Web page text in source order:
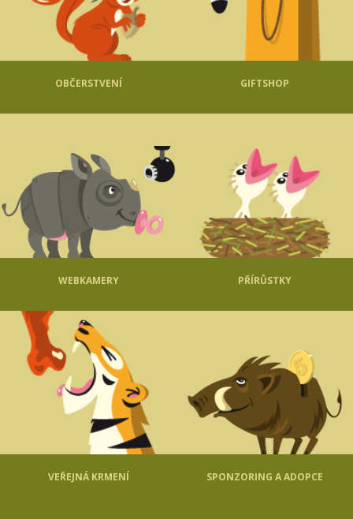
OBČERSTVENÍ GIFTSHOP
WEBKAMERY PŘÍRŮSTKY
VEŘEJNÁ KRMENÍ SPONZORING A ADOPCE